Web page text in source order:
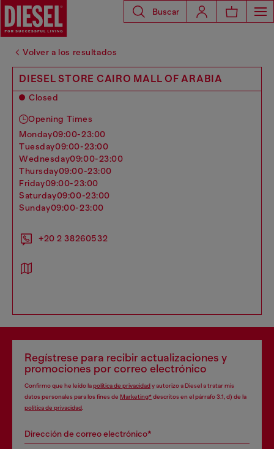
Buscar
Volver a los resultados
DIESEL STORE CAIRO MALL OF ARABIA
Closed
Opening Times
monday09:00-23:00
tuesday09:00-23:00
wednesday09:00-23:00
thursday09:00-23:00
friday09:00-23:00
saturday09:00-23:00
sunday09:00-23:00
+20 2 38260532
Regístrese para recibir actualizaciones y
promociones por correo electrónico
Confirmo que he leído lapolítica de privacidady autorizo a Diesel a tratar mis
datos personales para los fines de Marketing*descritos en el párrafo 3.1, d) de la
política de privacidad
Dirección de correo electrónico*